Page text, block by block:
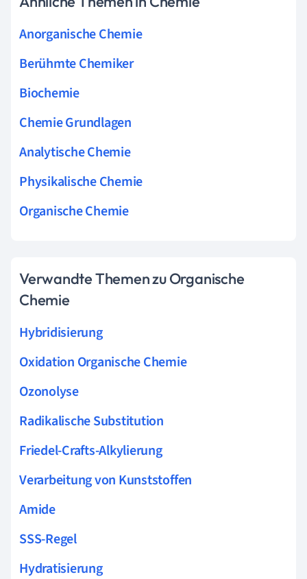
Anorganische Chemie
Berühmte Chemiker
Biochemie
Chemie Grundlagen
Analytische Chemie
Physikalische Chemie
Organische Chemie
Verwandte Themen zu Organische
Chemie
Hybridisierung
Oxidation Organische Chemie
Ozonolyse
Radikalische Substitution
Friedel-Crafts-Alkylierung
Verarbeitung von Kunststoffen
Amide
SSS-Regel
Hydratisierung